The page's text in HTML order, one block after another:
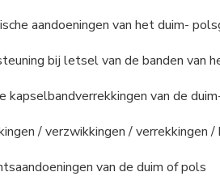
aandoeningen van het duim-
bij letsel van de banden van
kapselbandverrekkingen van de
/ verzwikkingen / verrekkingen /
van de duim of pols